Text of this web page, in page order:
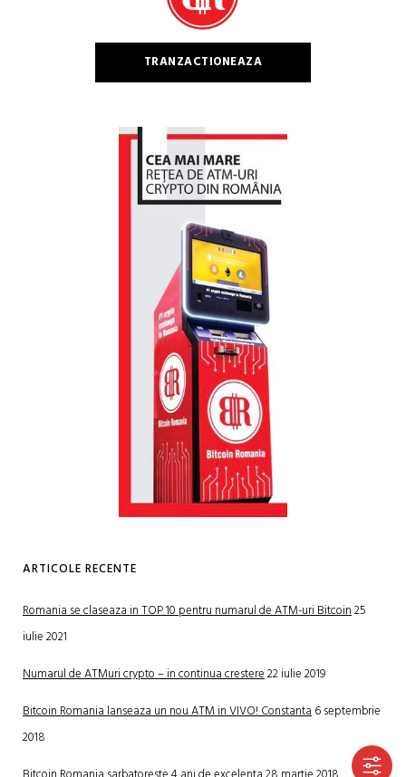
TRANZACTIONEAZA
ARTICOLE RECENTE
Romania se claseaza in TOP 10 pentru numarul de ATM-uri Bitcoin25
iulie 2021
Numarul de ATMuri crypto – in continua crestere22 iulie 2019
Bitcoin Romania lanseaza un nou ATM in VIVO! Constanta6 septembrie
2018